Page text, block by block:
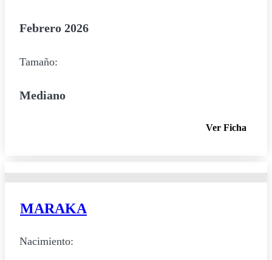
Febrero 2026
Tamaño:
Mediano
Ver Ficha
MARAKA
Nacimiento: